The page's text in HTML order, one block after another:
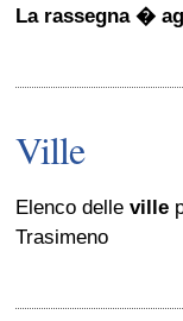
La rassegna �
Ville
Elenco delleville
Trasimeno